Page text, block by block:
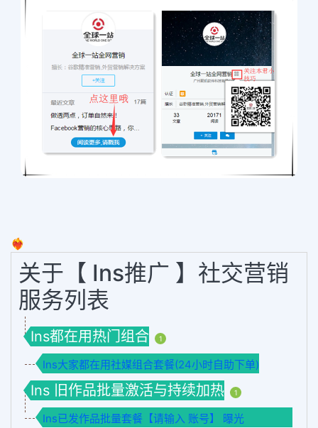
❤️‍🔥
关于【 Ins推广 】社交营销
服务列表
Ins都在用热门组合 1
Ins大家都在用社媒组合套餐(24小时自助下单)
Ins 旧作品批量激活与持续加热 1
Ins已发作品批量套餐【请输入 账号】 曝光